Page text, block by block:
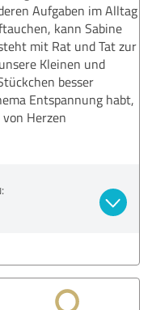
Aufgaben im Alltag
kann Sabine
mit Rat und Tat zur
Kleinen und
besser
Entspannung habt,
Herzen